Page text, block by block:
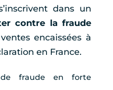
dans un
contre la fraude
encaissées à
en France.
fraude en forte